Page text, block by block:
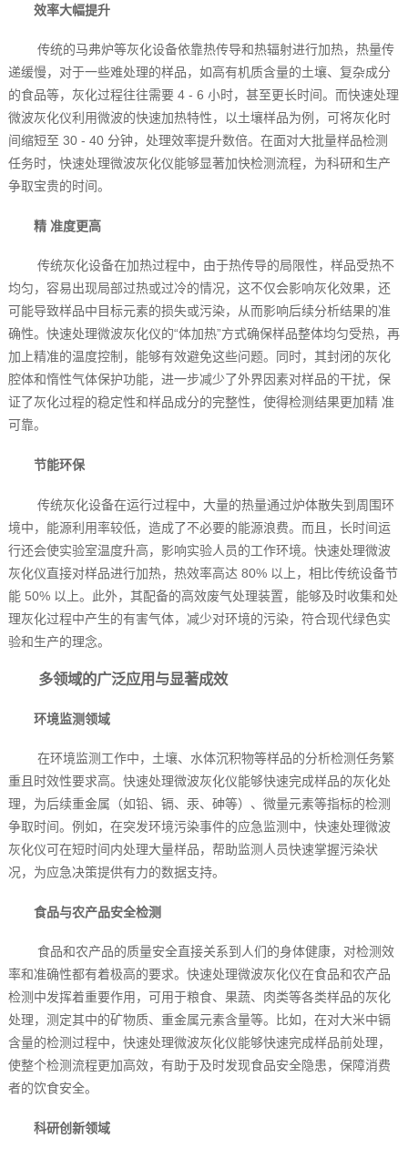
效率大幅提升
传统的马弗炉等灰化设备依靠热传导和热辐射进行加热，热量传
递缓慢，对于一些难处理的样品，如高有机质含量的土壤、复杂成分
的食品等，灰化过程往往需要 4 - 6 小时，甚至更长时间。而快速处理
微波灰化仪利用微波的快速加热特性，以土壤样品为例，可将灰化时
间缩短至 30 - 40 分钟，处理效率提升数倍。在面对大批量样品检测
任务时，快速处理微波灰化仪能够显著加快检测流程，为科研和生产
争取宝贵的时间。
精 准度更高
传统灰化设备在加热过程中，由于热传导的局限性，样品受热不
均匀，容易出现局部过热或过冷的情况，这不仅会影响灰化效果，还
可能导致样品中目标元素的损失或污染，从而影响后续分析结果的准
确性。快速处理微波灰化仪的“体加热”方式确保样品整体均匀受热，再
加上精准的温度控制，能够有效避免这些问题。同时，其封闭的灰化
腔体和惰性气体保护功能，进一步减少了外界因素对样品的干扰，保
证了灰化过程的稳定性和样品成分的完整性，使得检测结果更加精 准
可靠。
节能环保
传统灰化设备在运行过程中，大量的热量通过炉体散失到周围环
境中，能源利用率较低，造成了不必要的能源浪费。而且，长时间运
行还会使实验室温度升高，影响实验人员的工作环境。快速处理微波
灰化仪直接对样品进行加热，热效率高达 80% 以上，相比传统设备节
能 50% 以上。此外，其配备的高效废气处理装置，能够及时收集和处
理灰化过程中产生的有害气体，减少对环境的污染，符合现代绿色实
验和生产的理念。
多领域的广泛应用与显著成效
环境监测领域
在环境监测工作中，土壤、水体沉积物等样品的分析检测任务繁
重且时效性要求高。快速处理微波灰化仪能够快速完成样品的灰化处
理，为后续重金属（如铅、镉、汞、砷等）、微量元素等指标的检测
争取时间。例如，在突发环境污染事件的应急监测中，快速处理微波
灰化仪可在短时间内处理大量样品，帮助监测人员快速掌握污染状
况，为应急决策提供有力的数据支持。
食品与农产品安全检测
食品和农产品的质量安全直接关系到人们的身体健康，对检测效
率和准确性都有着极高的要求。快速处理微波灰化仪在食品和农产品
检测中发挥着重要作用，可用于粮食、果蔬、肉类等各类样品的灰化
处理，测定其中的矿物质、重金属元素含量等。比如，在对大米中镉
含量的检测过程中，快速处理微波灰化仪能够快速完成样品前处理，
使整个检测流程更加高效，有助于及时发现食品安全隐患，保障消费
者的饮食安全。
科研创新领域